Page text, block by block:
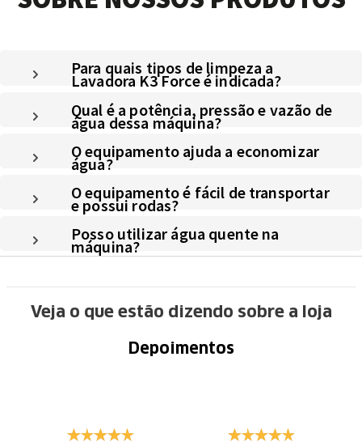
Para quais tipos de limpeza a
Lavadora K3 Force é indicada?
Qual é a potência, pressão e vazão de
água dessa máquina?
O equipamento ajuda a economizar
água?
O equipamento é fácil de transportar
e possui rodas?
Posso utilizar água quente na
máquina?
Veja o que estão dizendo sobre a loja
Depoimentos